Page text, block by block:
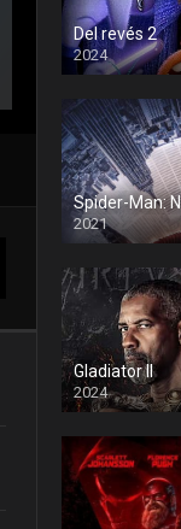
Del revés 2
2024
Spider-Man:
2021
Gladiator II
2024